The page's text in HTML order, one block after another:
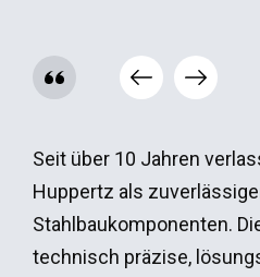
Seit über 10 Jahren
Huppertz als
Stahlbaukomponenten.
technisch präzise,